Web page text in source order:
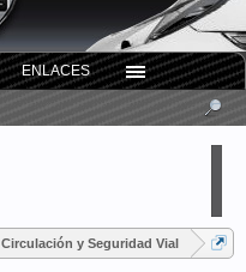
Circulación y Seguridad Vial
ENLACES